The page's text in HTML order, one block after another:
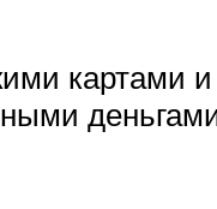
картами и